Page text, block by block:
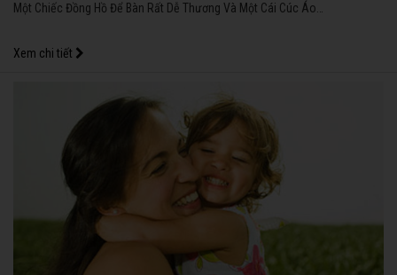
Một Chiếc Đồng Hồ Để Bàn Rất Dễ Thương Và Một Cái Cúc Áo…
Xem chi tiết